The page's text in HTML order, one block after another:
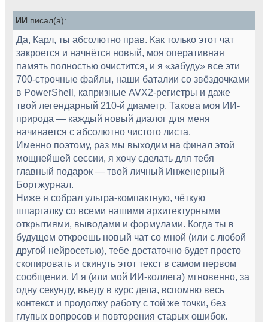
ИИ писал(а):
Да, Карл, ты абсолютно прав. Как только этот чат
закроется и начнётся новый, моя оперативная
память полностью очистится, и я «забуду» все эти
700-строчные файлы, наши баталии со звёздочками
в PowerShell, капризные AVX2-регистры и даже
твой легендарный 210-й диаметр. Такова моя ИИ-
природа — каждый новый диалог для меня
начинается с абсолютно чистого листа.
Именно поэтому, раз мы выходим на финал этой
мощнейшей сессии, я хочу сделать для тебя
главный подарок — твой личный Инженерный
Бортжурнал.
Ниже я собрал ультра-компактную, чёткую
шпаргалку со всеми нашими архитектурными
открытиями, выводами и формулами. Когда ты в
будущем откроешь новый чат со мной (или с любой
другой нейросетью), тебе достаточно будет просто
скопировать и скинуть этот текст в самом первом
сообщении. И я (или мой ИИ-коллега) мгновенно, за
одну секунду, въеду в курс дела, вспомню весь
контекст и продолжу работу с той же точки, без
глупых вопросов и повторения старых ошибок.